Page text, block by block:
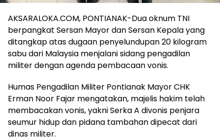
AKSARALOKA.COM, PONTIANAK-Dua oknum TNI
berpangkat Sersan Mayor dan Sersan Kepala yang
ditangkap atas dugaan penyelundupan 20 kilogram
sabu dari Malaysia menjalani sidang pengadilan
militer dengan agenda pembacaan vonis.
Humas Pengadilan Militer Pontianak Mayor CHK
Erman Noor Fajar mengatakan, majelis hakim telah
membacakan vonis, yakni Serka A divonis penjara
seumur hidup dan pidana tambahan dipecat dari
dinas militer.